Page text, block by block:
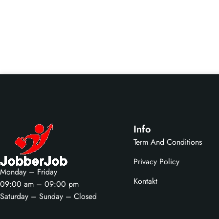
Monday – Friday
09:00 am – 09:00 pm
Saturday – Sunday – Closed
Info
Term And Conditions
Privacy Policy
Kontakt